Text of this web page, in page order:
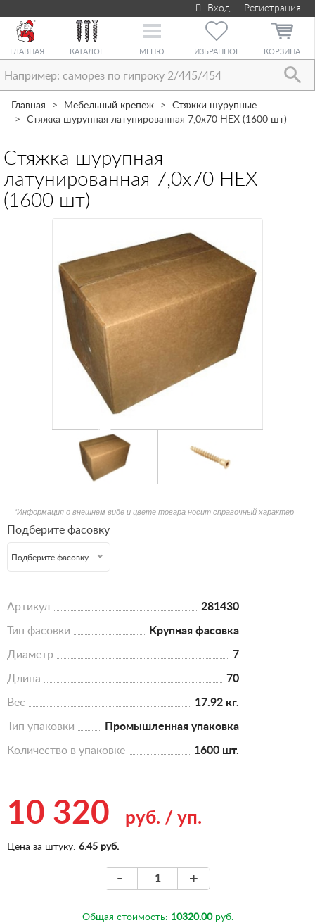
Вход Регистрация
ГЛАВНАЯ КАТАЛОГ
Toggle
МЕНЮ ИЗБРАННОЕ КОРЗИНА
Главная Мебельный крепеж
Стяжки шурупные
Стяжка шурупная латунированная 7,0х70 HEX (1600 шт)
Стяжка шурупная
латунированная 7,0х70 HEX
(1600 шт)
*Информация о внешнем виде и цвете товара носит справочный характер
Подберите фасовку
Подберите фасовку
Артикул 281430
Тип фасовки Крупная фасовка
Диаметр 7
Длина 70
Вес 17.92 кг.
Тип упаковки Промышленная упаковка
Количество в упаковке 1600 шт.
10 320 руб. / уп.
Цена за штуку: 6.45 руб.
- +
Общая стоимость: 10320.00руб.